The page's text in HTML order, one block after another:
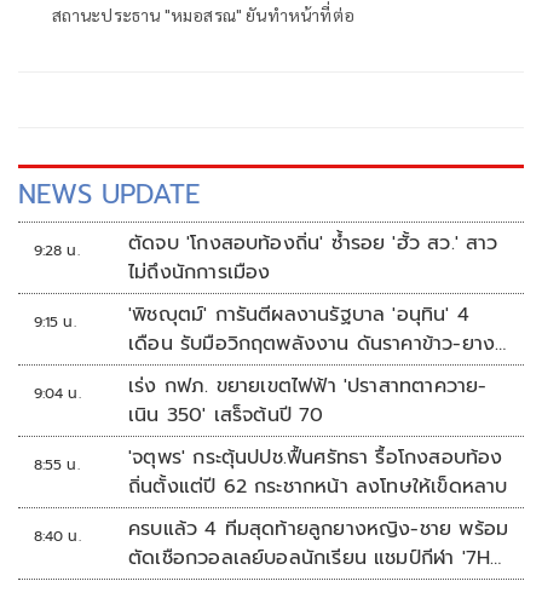
สถานะประธาน "หมอสรณ" ยันทำหน้าที่ต่อ
NEWS UPDATE
9:28 น.
ตัดจบ 'โกงสอบท้องถิ่น' ซ้ำรอย 'ฮั้ว สว.' สาว
ไม่ถึงนักการเมือง
9:15 น.
'พิชญุตม์' การันตีผลงานรัฐบาล 'อนุทิน' 4
เดือน รับมือวิกฤตพลังงาน ดันราคาข้าว-ยาง-
ปาล์ม พุ่งต่อเนื่อง พร้อมอัดมาตรการช่วยลด
ต้นทุน-ขยายตลาดโลก
9:04 น.
เร่ง กฟภ. ขยายเขตไฟฟ้า 'ปราสาทตาควาย-
เนิน 350' เสร็จต้นปี 70
8:55 น.
'จตุพร' กระตุ้นปปช.ฟื้นศรัทธา รื้อโกงสอบท้อง
ถิ่นตั้งแต่ปี 62 กระชากหน้า ลงโทษให้เข็ดหลาบ
8:40 น.
ครบแล้ว 4 ทีมสุดท้ายลูกยางหญิง-ชาย พร้อม
ตัดเชือกวอลเลย์บอลนักเรียน แชมป์กีฬา '7HD
2026'